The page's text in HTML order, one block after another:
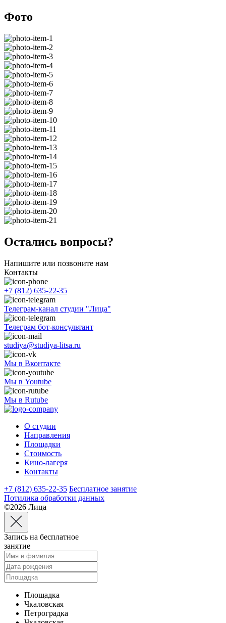
Фото
Остались вопросы?
Напишите или позвоните нам
Контакты
+7 (812) 635-22-35
Телеграм-канал студии "Лица"
Телеграм бот-консультант
studiya@studiya-litsa.ru
Мы в Вконтакте
Мы в Youtube
Мы в Rutube
О студии
Направления
Площадки
Стоимость
Кино-лагеря
Контакты
+7 (812) 635-22-35 Бесплатное занятие
Потилика обработки данных
©2026 Лица
Запись на бесплатное
занятие
Площадка
Чкаловская
Петроградка